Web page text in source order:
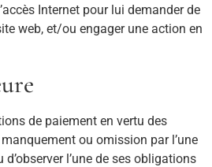
Internet pour lui demander de
web, et/ou engager une action en
de paiement en vertu des
ou omission par l’une
d’observer l’une de ses obligations